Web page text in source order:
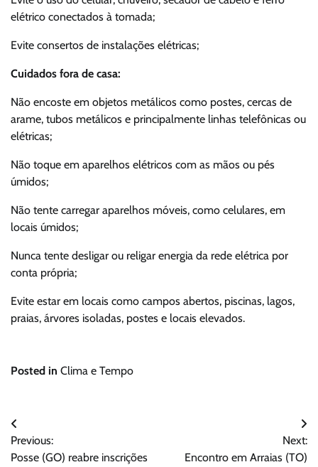
elétrico conectados à tomada;
Evite consertos de instalações elétricas;
Cuidados fora de casa:
Não encoste em objetos metálicos como postes, cercas de
arame, tubos metálicos e principalmente linhas telefônicas ou
elétricas;
Não toque em aparelhos elétricos com as mãos ou pés
úmidos;
Não tente carregar aparelhos móveis, como celulares, em
locais úmidos;
Nunca tente desligar ou religar energia da rede elétrica por
conta própria;
Evite estar em locais como campos abertos, piscinas, lagos,
praias, árvores isoladas, postes e locais elevados.
Posted in Clima e Tempo
Navegação
de
Previous:
Posse (GO) reabre inscrições
Next:
Encontro em Arraias (TO)